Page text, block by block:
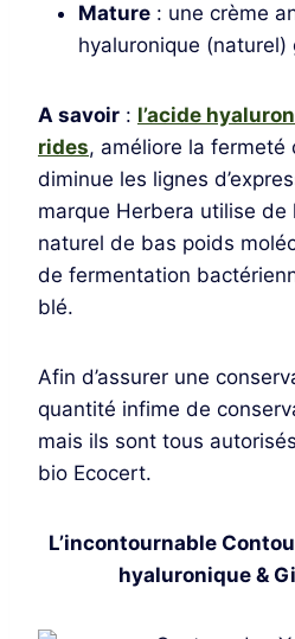
Mature : une crème
hyaluronique
A savoir : l’acide
rides, améliore la fermeté
diminue les lignes
marque Herbera utilise de
naturel de bas poids
de fermentation
blé.
Afin d’assurer une
quantité infime de
mais ils sont tous
bio Ecocert.
L’incontournable
hyaluronique &